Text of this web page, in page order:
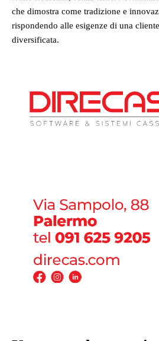
che dimostra come tradizione e
rispondendo alle esigenze di una
diversificata.